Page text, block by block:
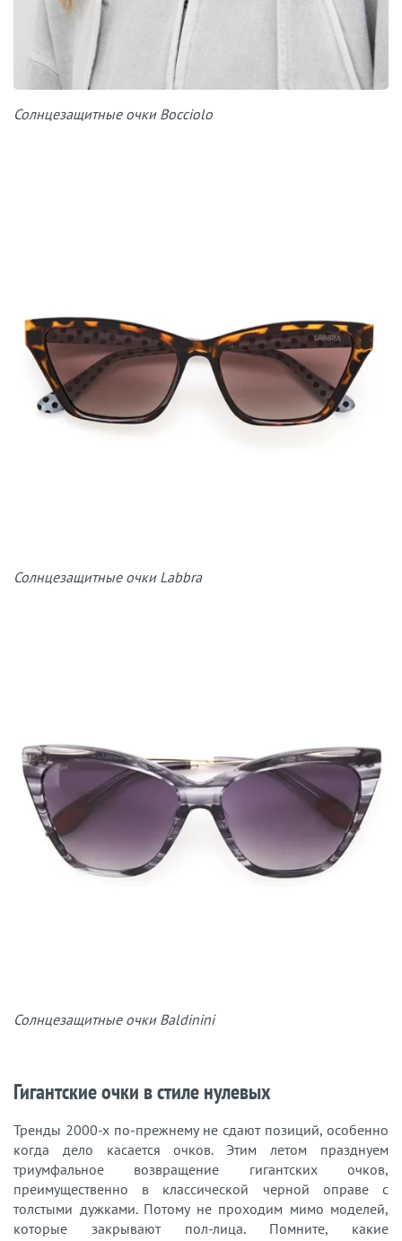
Солнцезащитные очки Bocciolo
Солнцезащитные очки Labbra
Солнцезащитные очки Baldinini
Гигантские очки в стиле нулевых
Тренды 2000-х по-прежнему не сдают позиций, особенно
когда дело касается очков. Этим летом празднуем
триумфальное возвращение гигантских очков,
преимущественно в классической черной оправе с
толстыми дужками. Потому не проходим мимо моделей,
которые закрывают пол-лица. Помните, какие